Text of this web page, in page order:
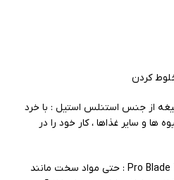
لیتری با تیغه از جنس استنلس استیل : با خرد
ها و سایر غذاها ، کار خود را در
Pro Blade Tech 6 Blade Blender Foot : حتی مواد سخت مانند